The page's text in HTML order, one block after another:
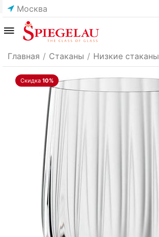
Москва
Главная / Стаканы / Низкие стаканы
Скидка 10%